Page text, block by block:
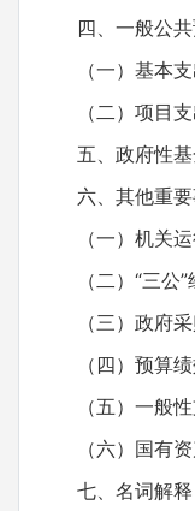
四、一般公共
（一）基本支
（二）项目支
五、政府性基
六、其他重要
（一）机关运
（二）“三公”
（三）政府采
（四）预算绩
（五）一般性
（六）国有资
七、名词解释